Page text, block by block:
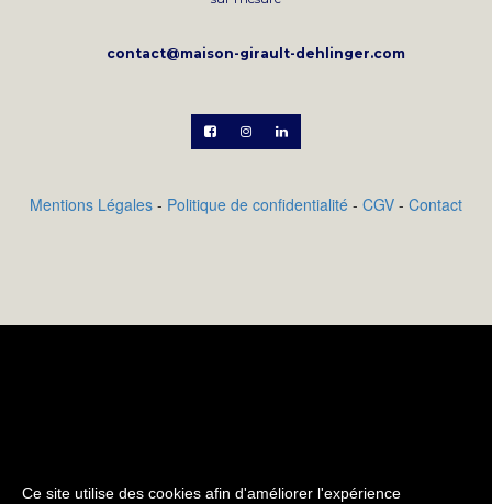
contact@maison-girault-dehlinger.com
  
Mentions Légales - Politique de confidentialité - CGV - Contact
Ce site utilise des cookies afin d'améliorer l'expérience